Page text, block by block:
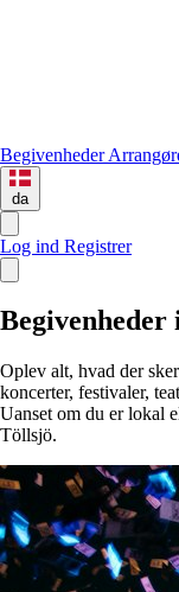
Begivenheder
da
Log ind Registrer
Begivenheder
Oplev alt, hvad der
koncerter, festivaler,
Uanset om du er lokal
Töllsjö.